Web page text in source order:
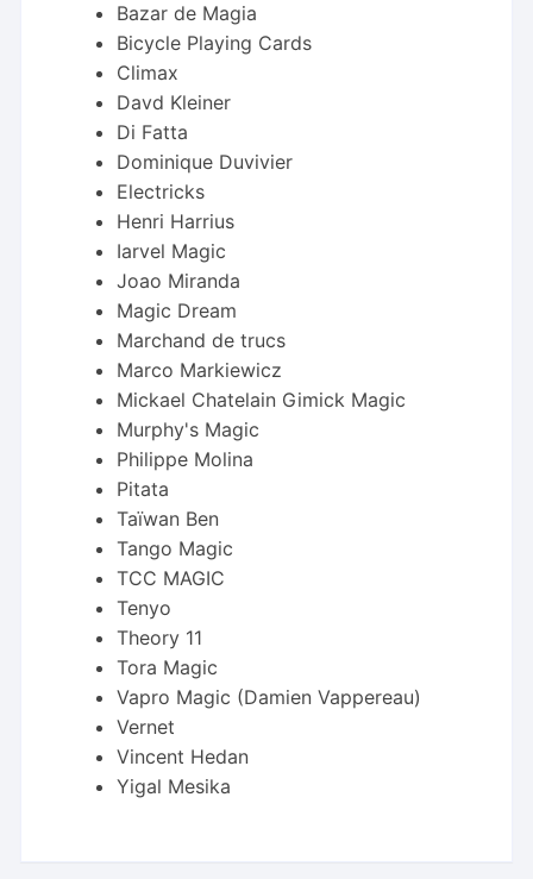
Bazar de Magia
Bicycle Playing Cards
Climax
Davd Kleiner
Di Fatta
Dominique Duvivier
Electricks
Henri Harrius
Iarvel Magic
Joao Miranda
Magic Dream
Marchand de trucs
Marco Markiewicz
Mickael Chatelain Gimick Magic
Murphy's Magic
Philippe Molina
Pitata
Taïwan Ben
Tango Magic
TCC MAGIC
Tenyo
Theory 11
Tora Magic
Vapro Magic (Damien Vappereau)
Vernet
Vincent Hedan
Yigal Mesika